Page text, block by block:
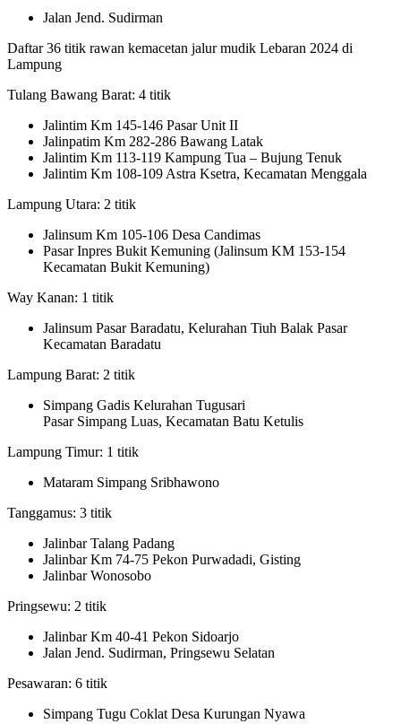
Jalan Jend. Sudirman
Daftar 36 titik rawan kemacetan jalur mudik Lebaran 2024 di
Lampung
Tulang Bawang Barat: 4 titik
Jalintim Km 145-146 Pasar Unit II
Jalinpatim Km 282-286 Bawang Latak
Jalintim Km 113-119 Kampung Tua – Bujung Tenuk
Jalintim Km 108-109 Astra Ksetra, Kecamatan Menggala
Lampung Utara: 2 titik
Jalinsum Km 105-106 Desa Candimas
Pasar Inpres Bukit Kemuning (Jalinsum KM 153-154
Kecamatan Bukit Kemuning)
Way Kanan: 1 titik
Jalinsum Pasar Baradatu, Kelurahan Tiuh Balak Pasar
Kecamatan Baradatu
Lampung Barat: 2 titik
Simpang Gadis Kelurahan Tugusari
Pasar Simpang Luas, Kecamatan Batu Ketulis
Lampung Timur: 1 titik
Mataram Simpang Sribhawono
Tanggamus: 3 titik
Jalinbar Talang Padang
Jalinbar Km 74-75 Pekon Purwadadi, Gisting
Jalinbar Wonosobo
Pringsewu: 2 titik
Jalinbar Km 40-41 Pekon Sidoarjo
Jalan Jend. Sudirman, Pringsewu Selatan
Pesawaran: 6 titik
Simpang Tugu Coklat Desa Kurungan Nyawa